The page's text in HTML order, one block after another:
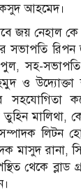
আহমেদ।
জয় নেহাল কে
সভাপতি রিপন
সহ-সভাপতি
ও উদ্যোক্তা
সহযোগিতা
মালিথা,
লিটন
মাসুদ রানা,
থেকে ব্লাড